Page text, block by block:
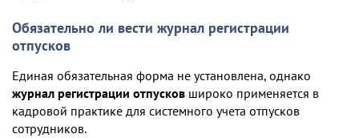
Обязательно ли вести журнал регистрации
отпусков
Единая обязательная форма не установлена, однако
журнал регистрации отпусков широко применяется в
кадровой практике для системного учета отпусков
сотрудников.